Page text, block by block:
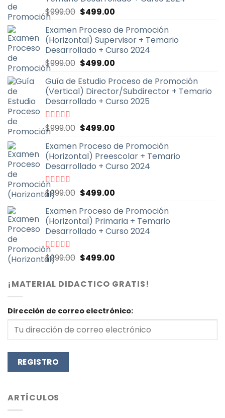
$999.00 El
original
era:
$999.00.
$499.00El
actual
es:
$499.00.
Examen Proceso de Promoción
(Horizontal) Supervisor + Temario
Desarrollado + Curso 2024
$999.00 El
original
era:
$999.00.
$499.00El
actual
es:
$499.00.
Guía de Estudio Proceso de Promoción
(Vertical) Director/Subdirector + Temario
Desarrollado + Curso 2025
Valorado
con
5
$999.00 El
original
era:
$999.00.
$499.00El
actual
es:
$499.00.
Examen Proceso de Promoción
(Horizontal) Preescolar + Temario
Desarrollado + Curso 2024
Valorado
con
5
$999.00 El
original
era:
$999.00.
$499.00El
actual
es:
$499.00.
Examen Proceso de Promoción
(Horizontal) Primaria + Temario
Desarrollado + Curso 2024
Valorado
con
$999.00 El
original
era:
$499.00El
actual
es:
¡MATERIAL DIDACTICO GRATIS!
Dirección de correo electrónico:
ARTÍCULOS